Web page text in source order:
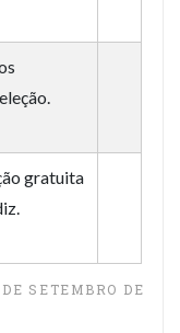
gratuita
SETEMBRO DE